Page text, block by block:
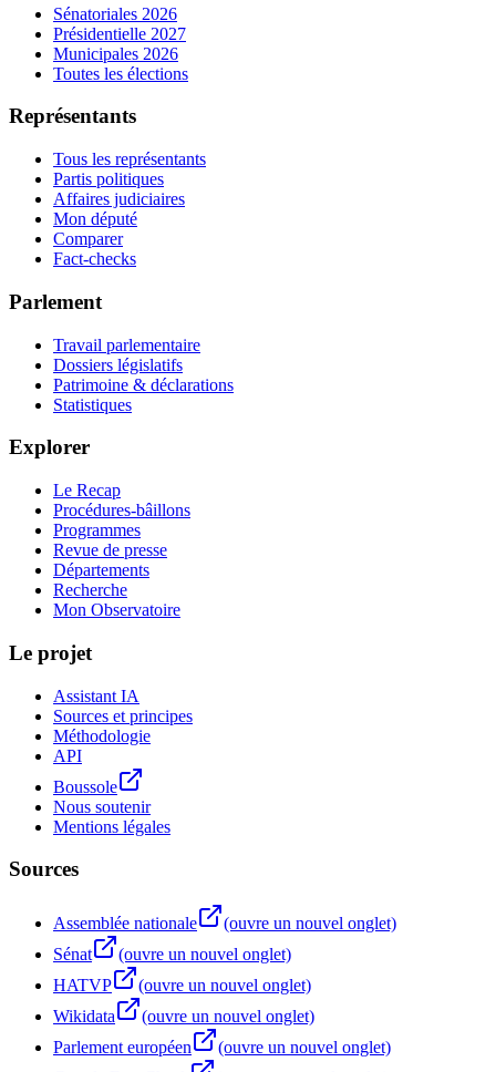
Sénatoriales 2026
Présidentielle 2027
Municipales 2026
Toutes les élections
Représentants
Tous les représentants
Partis politiques
Affaires judiciaires
Mon député
Comparer
Fact-checks
Parlement
Travail parlementaire
Dossiers législatifs
Patrimoine & déclarations
Statistiques
Explorer
Le Recap
Procédures-bâillons
Programmes
Revue de presse
Départements
Recherche
Mon Observatoire
Le projet
Assistant IA
Sources et principes
Méthodologie
API
Boussole
Nous soutenir
Mentions légales
Sources
Assemblée nationale
(ouvre un nouvel onglet)
Sénat
(ouvre un nouvel onglet)
HATVP
(ouvre un nouvel onglet)
Wikidata
(ouvre un nouvel onglet)
Parlement européen
(ouvre un nouvel onglet)